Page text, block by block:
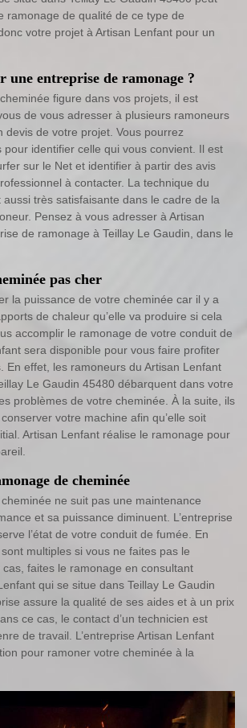
ramonage de qualité de ce type de
votre projet à Artisan Lenfant pour un
une entreprise de ramonage ?
figure dans vos projets, il est
de vous adresser à plusieurs ramoneurs
devis de votre projet. Vous pourrez
identifier celle qui vous convient. Il est
sur le Net et identifier à partir des avis
à contacter. La technique du
très satisfaisante dans le cadre de la
Pensez à vous adresser à Artisan
de ramonage à Teillay Le Gaudin, dans le
pas cher
la puissance de votre cheminée car il y a
de chaleur qu’elle va produire si cela
accomplir le ramonage de votre conduit de
sera disponible pour vous faire profiter
En effet, les ramoneurs du Artisan Lenfant
Le Gaudin 45480 débarquent dans votre
problèmes de votre cheminée. À la suite, ils
votre machine afin qu’elle soit
Artisan Lenfant réalise le ramonage pour
de cheminée
ne suit pas une maintenance
et sa puissance diminuent. L’entreprise
l’état de votre conduit de fumée. En
multiples si vous ne faites pas le
faites le ramonage en consultant
qui se situe dans Teillay Le Gaudin
assure la qualité de ses aides et à un prix
ce cas, le contact d’un technicien est
de travail. L’entreprise Artisan Lenfant
pour ramoner votre cheminée à la